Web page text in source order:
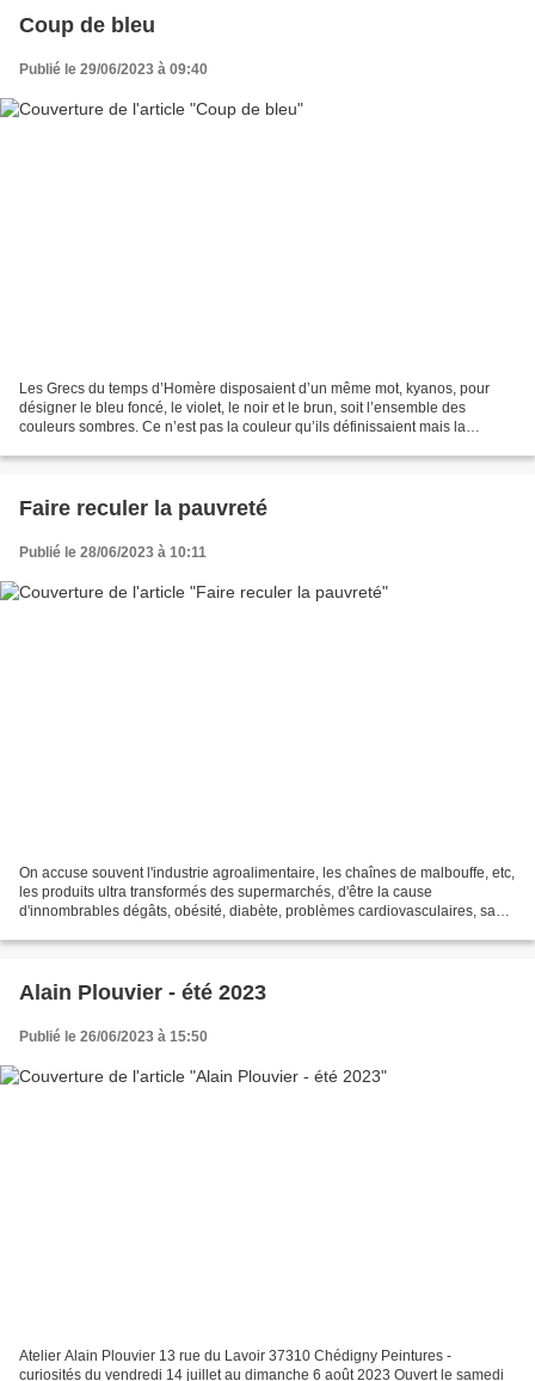
Coup de bleu
Publié le 29/06/2023 à 09:40
Les Grecs du temps d’Homère disposaient d’un même mot, kyanos, pour
désigner le bleu foncé, le violet, le noir et le brun, soit l’ensemble des
couleurs sombres. Ce n’est pas la couleur qu’ils définissaient mais la
Faire reculer la pauvreté
Publié le 28/06/2023 à 10:11
On accuse souvent l'industrie agroalimentaire, les chaînes de malbouffe, etc,
les produits ultra transformés des supermarchés, d'être la cause
d'innombrables dégâts, obésité, diabète, problèmes cardiovasculaires, sans
Alain Plouvier - été 2023
Publié le 26/06/2023 à 15:50
Atelier Alain Plouvier 13 rue du Lavoir 37310 Chédigny Peintures -
curiosités du vendredi 14 juillet au dimanche 6 août 2023 Ouvert le samedi